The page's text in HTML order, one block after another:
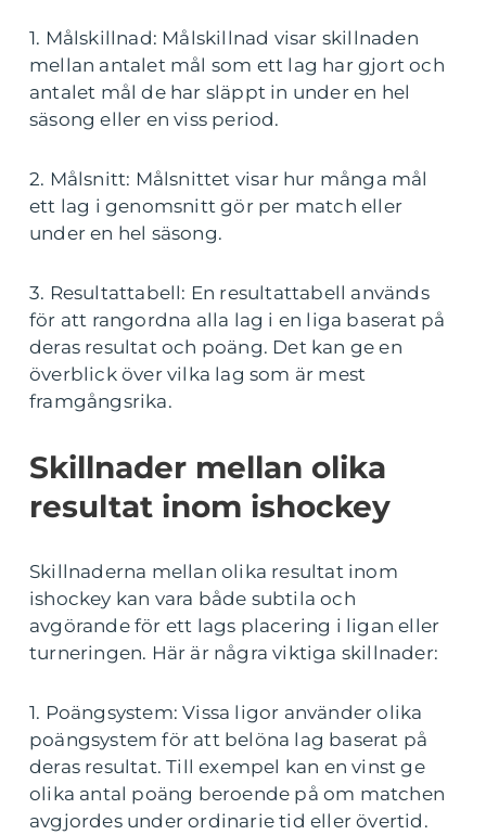
1. Målskillnad: Målskillnad visar skillnaden
mellan antalet mål som ett lag har gjort och
antalet mål de har släppt in under en hel
säsong eller en viss period.
2. Målsnitt: Målsnittet visar hur många mål
ett lag i genomsnitt gör per match eller
under en hel säsong.
3. Resultattabell: En resultattabell används
för att rangordna alla lag i en liga baserat på
deras resultat och poäng. Det kan ge en
överblick över vilka lag som är mest
framgångsrika.
Skillnader mellan olika
resultat inom ishockey
Skillnaderna mellan olika resultat inom
ishockey kan vara både subtila och
avgörande för ett lags placering i ligan eller
turneringen. Här är några viktiga skillnader:
1. Poängsystem: Vissa ligor använder olika
poängsystem för att belöna lag baserat på
deras resultat. Till exempel kan en vinst ge
olika antal poäng beroende på om matchen
avgjordes under ordinarie tid eller övertid.